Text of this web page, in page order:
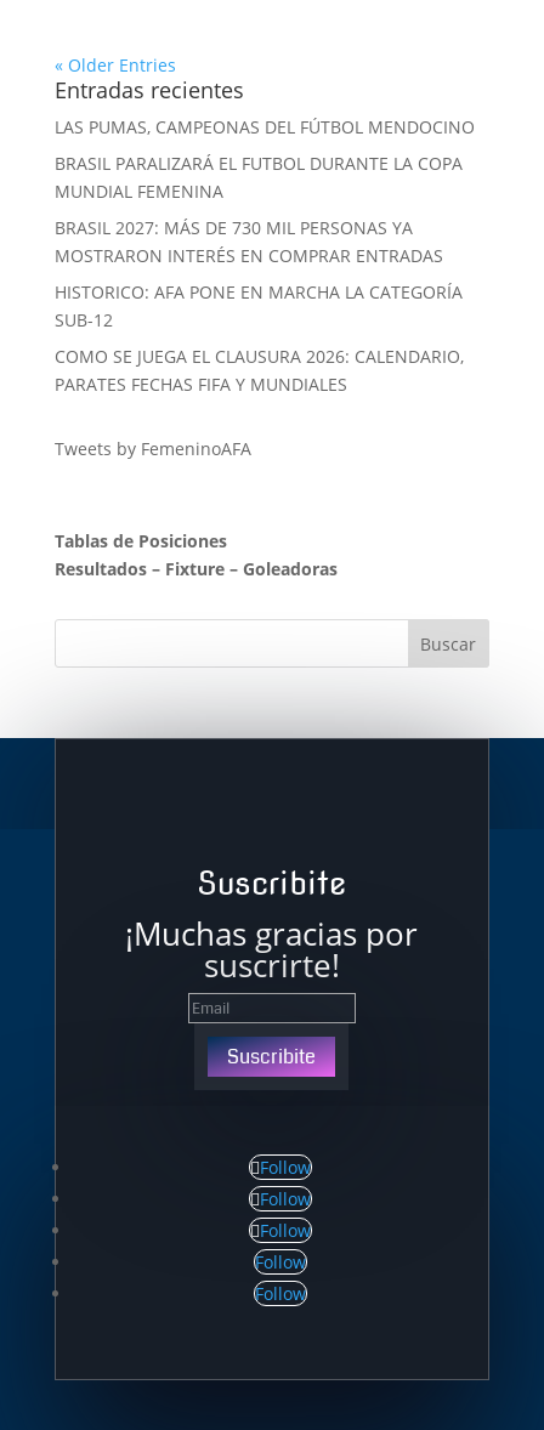
« Older Entries
Entradas recientes
LAS PUMAS, CAMPEONAS DEL FÚTBOL MENDOCINO
BRASIL PARALIZARÁ EL FUTBOL DURANTE LA COPA
MUNDIAL FEMENINA
BRASIL 2027: MÁS DE 730 MIL PERSONAS YA
MOSTRARON INTERÉS EN COMPRAR ENTRADAS
HISTORICO: AFA PONE EN MARCHA LA CATEGORÍA
SUB-12
COMO SE JUEGA EL CLAUSURA 2026: CALENDARIO,
PARATES FECHAS FIFA Y MUNDIALES
Tweets by FemeninoAFA
Tablas de Posiciones
Resultados– Fixture– Goleadoras
Suscribite
¡Muchas gracias por
suscrirte!
Suscribite
Follow
Follow
Follow
Follow
Follow